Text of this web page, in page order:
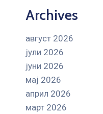
Archives
август 2026
јули 2026
јуни 2026
мај 2026
април 2026
март 2026